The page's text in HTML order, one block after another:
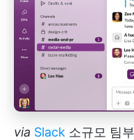
via Slack 소규모 팀